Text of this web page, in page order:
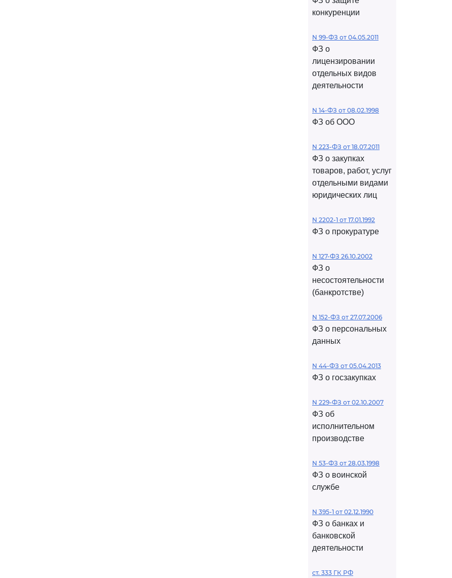
конкуренции
N 99-ФЗ от 04.05.2011
ФЗ о
лицензировании
отдельных видов
деятельности
N 14-ФЗ от 08.02.1998
ФЗ об ООО
N 223-ФЗ от 18.07.2011
ФЗ о закупках
товаров, работ, услуг
отдельными видами
юридических лиц
N 2202-1 от 17.01.1992
ФЗ о прокуратуре
N 127-ФЗ 26.10.2002
ФЗ о
несостоятельности
(банкротстве)
N 152-ФЗ от 27.07.2006
ФЗ о персональных
данных
N 44-ФЗ от 05.04.2013
ФЗ о госзакупках
N 229-ФЗ от 02.10.2007
ФЗ об
исполнительном
производстве
N 53-ФЗ от 28.03.1998
ФЗ о воинской
службе
N 395-1 от 02.12.1990
ФЗ о банках и
банковской
деятельности
ст. 333 ГК РФ